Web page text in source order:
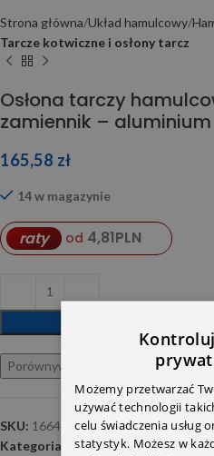
Strona główna Układ hamulcowy
Tarcze kotwiczne i osłony tarcz
Osłona tarczy
zamiennik – aluminium
165,58 zł
14 w magazynie
raty od 4,81PLN
Porównywarka
SKU: 1664230420 Z
Kategoria:
Tarcze kotwiczne i
Możemy przetwarzać
używać technologii
celu świadczenia usług
statystyk. Możesz w